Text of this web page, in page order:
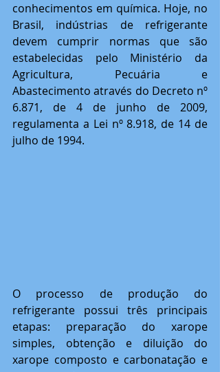
conhecimentos em química. Hoje, no
Brasil, indústrias de refrigerante
devem cumprir normas que são
estabelecidas pelo Ministério da
Agricultura, Pecuária e
Abastecimento através do Decreto nº
6.871, de 4 de junho de 2009,
regulamenta a Lei nº 8.918, de 14 de
julho de 1994.
O processo de produção do
refrigerante possui três principais
etapas: preparação do xarope
simples, obtenção e diluição do
xarope composto e carbonatação e